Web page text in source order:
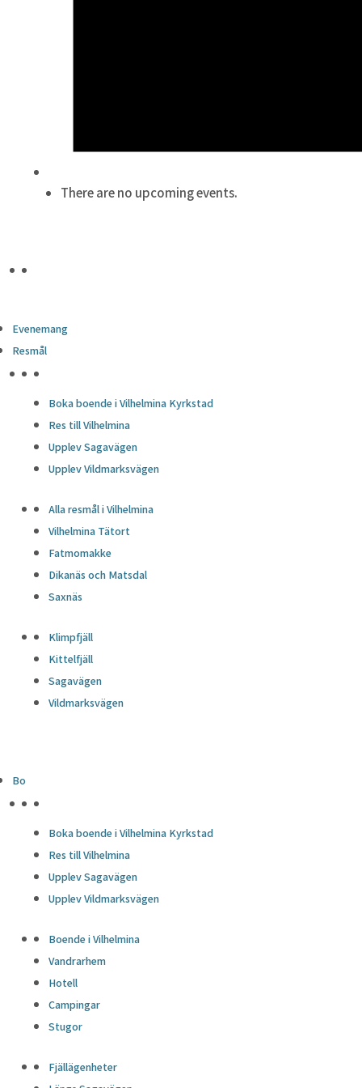
There are no upcoming events.
Evenemang
Resmål
Boka boende i Vilhelmina Kyrkstad
Res till Vilhelmina
Upplev Sagavägen
Upplev Vildmarksvägen
Alla resmål i Vilhelmina
Vilhelmina Tätort
Fatmomakke
Dikanäs och Matsdal
Saxnäs
Klimpfjäll
Kittelfjäll
Sagavägen
Vildmarksvägen
Bo
Boka boende i Vilhelmina Kyrkstad
Res till Vilhelmina
Upplev Sagavägen
Upplev Vildmarksvägen
Boende i Vilhelmina
Vandrarhem
Hotell
Campingar
Stugor
Fjällägenheter